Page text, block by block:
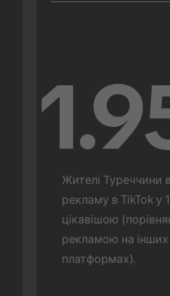
Жителі Туреччини
рекламу в TikTok у
цікавішою
рекламою на інших
платформах).